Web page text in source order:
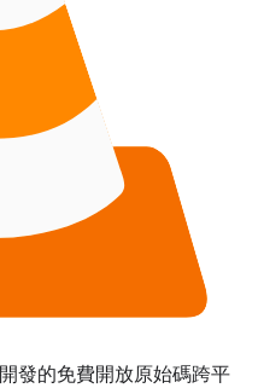
開發的免費開放原始碼跨平